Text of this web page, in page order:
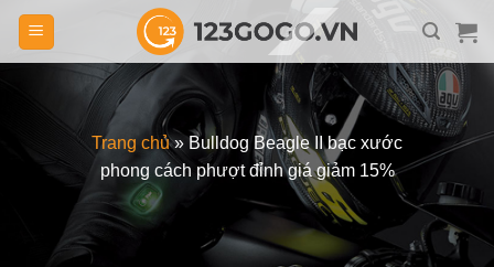
Skip
content
Trang chủ» Bulldog Beagle II bạc xước
phong cách phượt đỉnh giá giảm 15%